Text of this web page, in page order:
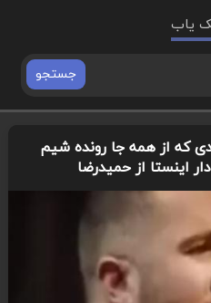
یاب
جستجو
که از همه جا رونده شیم
اینستا از حمیدرضا